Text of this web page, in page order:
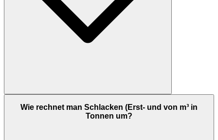
Wie rechnet man Schlacken (Erst- und von m³ in
Tonnen um?